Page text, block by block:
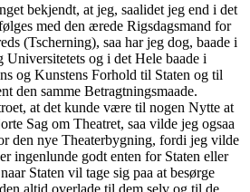
bekjendt, at jeg, saalidet jeg end i det
med den ærede Rigsdagsmand for
(Tscherning), saa har jeg dog, baade i
Universitetets og i det Hele baade i
og Kunstens Forhold til Staten og til
den samme Betragtningsmaade.
at det kunde være til nogen Nytte at
Sag om Theatret, saa vilde jeg ogsaa
den nye Theaterbygning, fordi jeg vilde
ingenlunde godt enten for Staten eller
Staten vil tage sig paa at besørge
altid overlade til dem selv og til de